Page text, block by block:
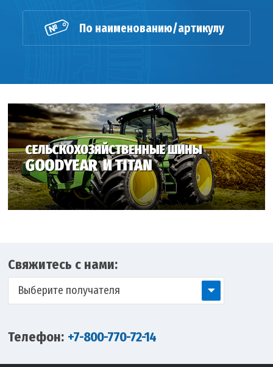
По наименованию/артикулу
Свяжитесь с нами:
Выберите получателя
Телефон: +7-800-770-72-14